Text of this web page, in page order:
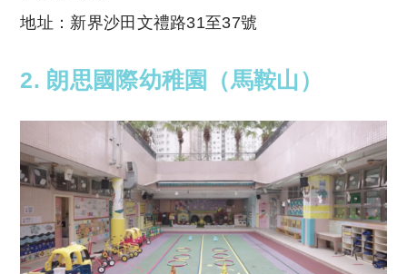
地址：新界沙田文禮路31至37號
2. 朗思國際幼稚園（馬鞍山）